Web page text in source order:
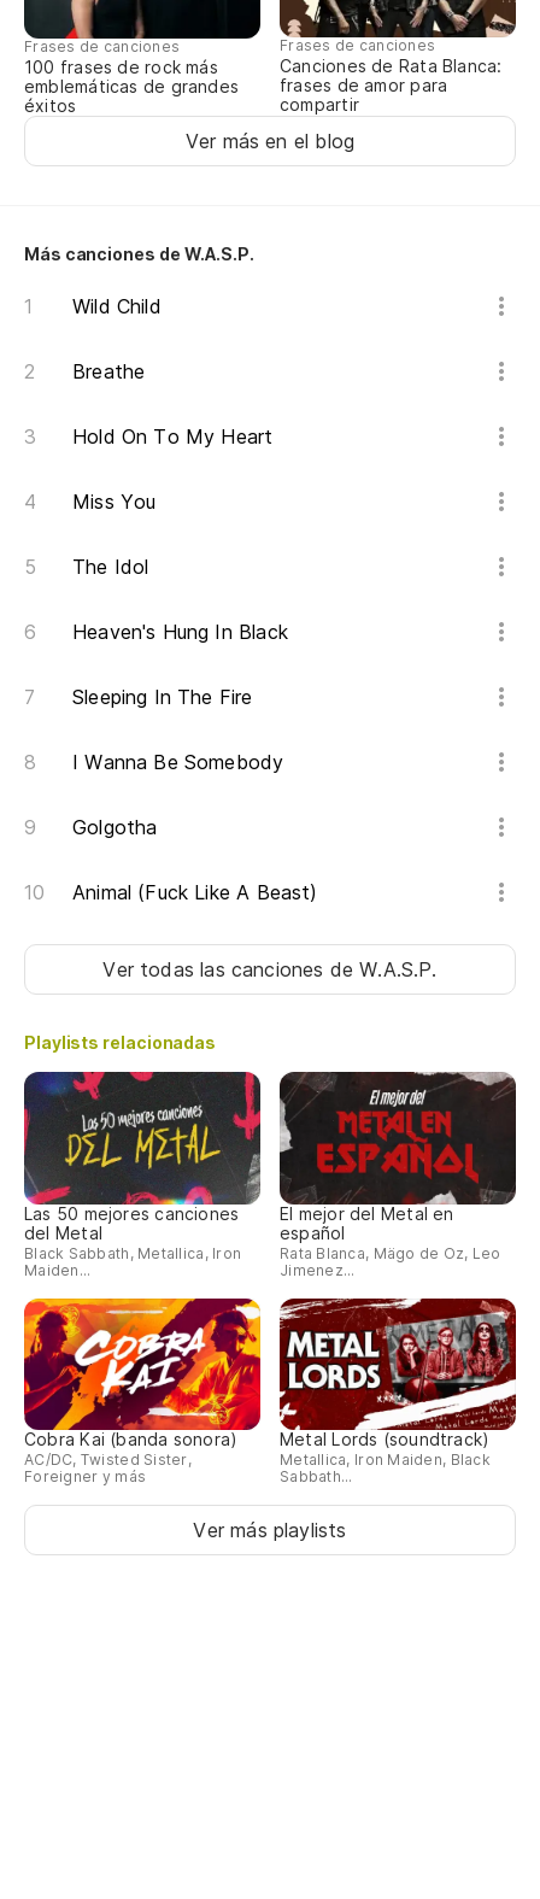
Frases de canciones
100 frases de rock más
emblemáticas de grandes
éxitos
Frases de canciones
Canciones de Rata Blanca:
frases de amor para
compartir
Ver más en el blog
Más canciones de W.A.S.P.
Wild Child
Breathe
Hold On To My Heart
Miss You
The Idol
Heaven's Hung In Black
Sleeping In The Fire
I Wanna Be Somebody
Golgotha
Animal (Fuck Like A Beast)
Ver todas las canciones de W.A.S.P.
Playlists relacionadas
Las 50 mejores canciones
del Metal
Black Sabbath, Metallica, Iron
Maiden...
El mejor del Metal en
español
Rata Blanca, Mägo de Oz, Leo
Jimenez...
Cobra Kai (banda sonora)
AC/DC, Twisted Sister,
Foreigner y más
Metal Lords (soundtrack)
Metallica, Iron Maiden, Black
Sabbath...
Ver más playlists